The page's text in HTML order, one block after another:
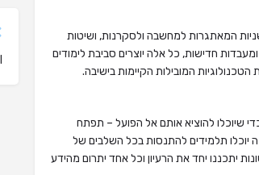
המאתגרות למחשבה ולסקרנות, ושיטות
חדישות, כל אלה יוצרים סביבת לימודים
המובילות הקיימות בישיבה.
שיוכלו להוציא אותם אל הפועל – תפתח
יוכלו תלמידים להתנסות בכל השלבים של
יתכננו יחד את הרעיון וכל אחד יתרום מהידע